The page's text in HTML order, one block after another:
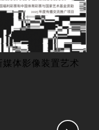
体影像装置艺术